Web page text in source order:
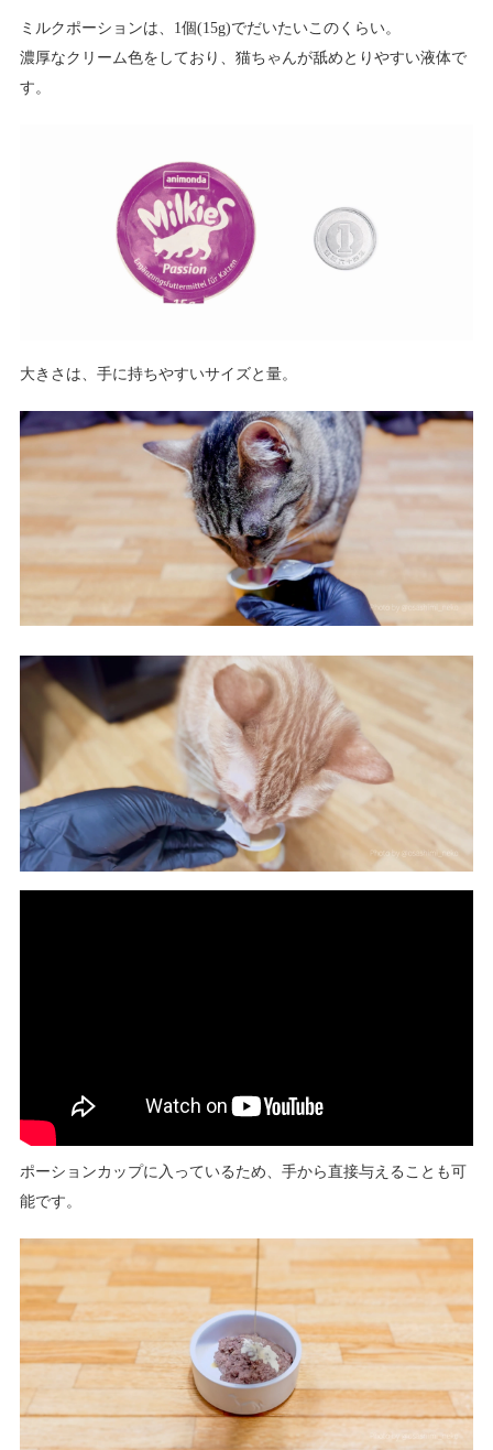
ミルクポーションは、1個(15g)でだいたいこのくらい。
濃厚なクリーム色をしており、猫ちゃんが舐めとりやすい液体で
す。
大きさは、手に持ちやすいサイズと量。
ポーションカップに入っているため、手から直接与えることも可
能です。